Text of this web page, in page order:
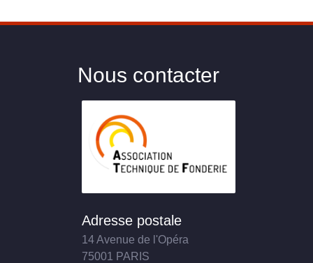
Nous contacter
Adresse postale
14 Avenue de l'Opéra
75001 PARIS